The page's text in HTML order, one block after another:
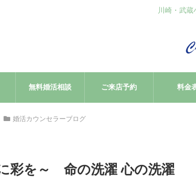
川崎・武
無料婚活相談 ご来店予約 料金
婚活カウンセラーブログ
彩を～ 命の洗濯 心の洗濯